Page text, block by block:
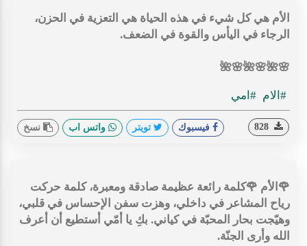
الأم هي كل شيء في هذه الحياة هي التعزية في الحزن،
الرجاء في اليأس والقوة في الضعف.
🌸🌺🌸🌺🌸🌺
#الام #امي
فيسبوك تويتر واتس اب نسخ
🌹الأم 🌹كلمة رائعة عظيمة صادقة ومعبرة، كلمة حركت
رياح المشاعر في داخلي، وهزت سفن الإحساس في قلبي،
وهيّجت بحار المحبّة في كياني. بكِ يا أمّي أستطيع أن أعرف
الله وأرى الجنّة.